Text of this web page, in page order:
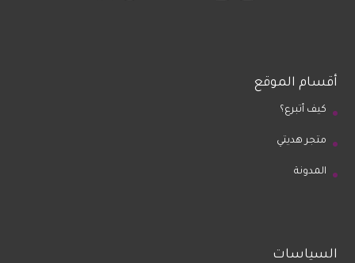
أقسام الموقع
كيف أتبرع؟
متجر هديتي
المدونة
السياسات